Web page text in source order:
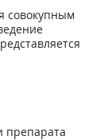
совокупным
препарата